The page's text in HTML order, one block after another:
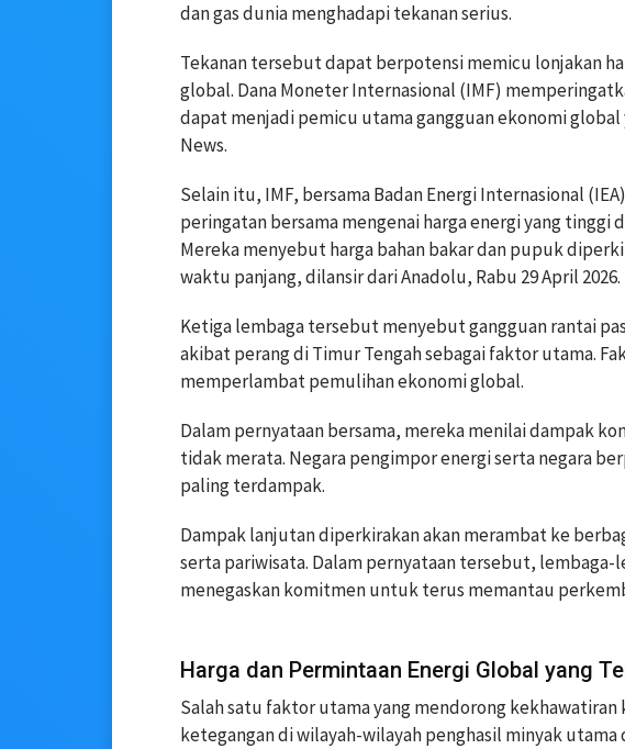
dan gas dunia menghadapi tekanan serius.
Tekanan tersebut dapat berpotensi memicu lonjakan
global. Dana Moneter Internasional (IMF)
dapat menjadi pemicu utama gangguan ekonomi
News.
Selain itu, IMF, bersama Badan Energi Internasional
peringatan bersama mengenai harga energi yang tinggi
Mereka menyebut harga bahan bakar dan pupuk
waktu panjang, dilansir dari Anadolu, Rabu 29 April 2026.
Ketiga lembaga tersebut menyebut gangguan rantai
akibat perang di Timur Tengah sebagai faktor utama.
memperlambat pemulihan ekonomi global.
Dalam pernyataan bersama, mereka menilai dampak
tidak merata. Negara pengimpor energi serta negara
paling terdampak.
Dampak lanjutan diperkirakan akan merambat ke
serta pariwisata. Dalam pernyataan tersebut,
menegaskan komitmen untuk terus memantau
Harga dan Permintaan Energi Global yang
Salah satu faktor utama yang mendorong
ketegangan di wilayah-wilayah penghasil minyak